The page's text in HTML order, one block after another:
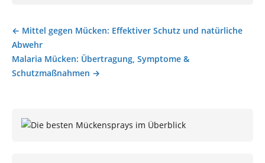
Beitragsnavigation
← Mittel gegen Mücken: Effektiver Schutz und natürliche
Abwehr
Malaria Mücken: Übertragung, Symptome &
Schutzmaßnahmen →